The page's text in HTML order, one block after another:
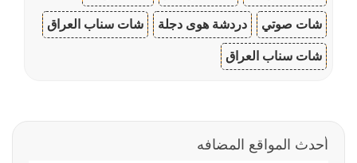
شات صوتي دردشة هوى دجلة شات سناب العراق
شات سناب العراق
أحدث المواقع المضافه